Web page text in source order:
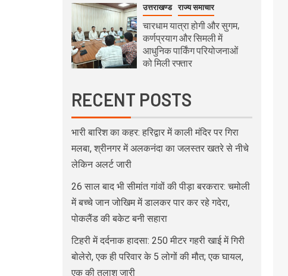
उत्तराखण्ड राज्य समाचार
चारधाम यात्रा होगी और सुगम,
कर्णप्रयाग और सिमली में
आधुनिक पार्किंग परियोजनाओं
को मिली रफ्तार
RECENT POSTS
भारी बारिश का कहर: हरिद्वार में काली मंदिर पर गिरा
मलबा, श्रीनगर में अलकनंदा का जलस्तर खतरे से नीचे
लेकिन अलर्ट जारी
26 साल बाद भी सीमांत गांवों की पीड़ा बरकरार: चमोली
में बच्चे जान जोखिम में डालकर पार कर रहे गदेरा,
पोकलैंड की बकेट बनी सहारा
टिहरी में दर्दनाक हादसा: 250 मीटर गहरी खाई में गिरी
बोलेरो, एक ही परिवार के 5 लोगों की मौत; एक घायल,
एक की तलाश जारी